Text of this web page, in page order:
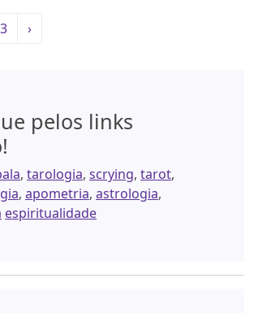
3 ›
pelos links
, tarologia, scrying, tarot,
, apometria, astrologia,
espiritualidade